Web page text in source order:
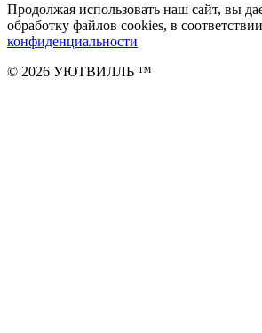
Продолжая использовать наш сайт, вы
обработку файлов cookies, в
конфиденциальности
© 2026 УЮТВИЛЛЬ ™